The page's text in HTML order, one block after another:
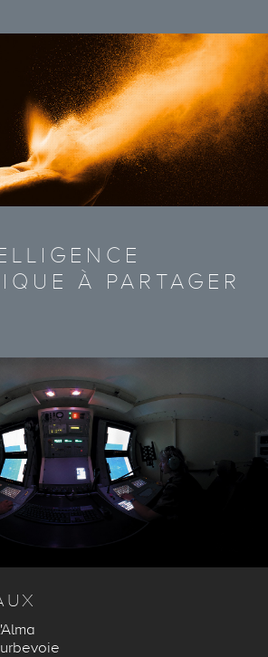
À PARTAGER